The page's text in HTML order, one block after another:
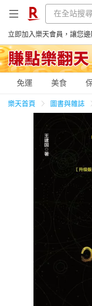
立即加入樂天會員，讓您邊
購物網分類
天天免運 美食
3C家
電子/紙
免運 美食
樂天首頁 圖書與雜誌